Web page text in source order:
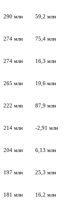
290 млн 59,2 млн
274 млн 75,4 млн
274 млн 16,3 млн
265 млн 19,6 млн
222 млн 87,9 млн
214 млн -2,91 млн
204 млн 6,13 млн
197 млн 25,3 млн
181 млн 16,2 млн